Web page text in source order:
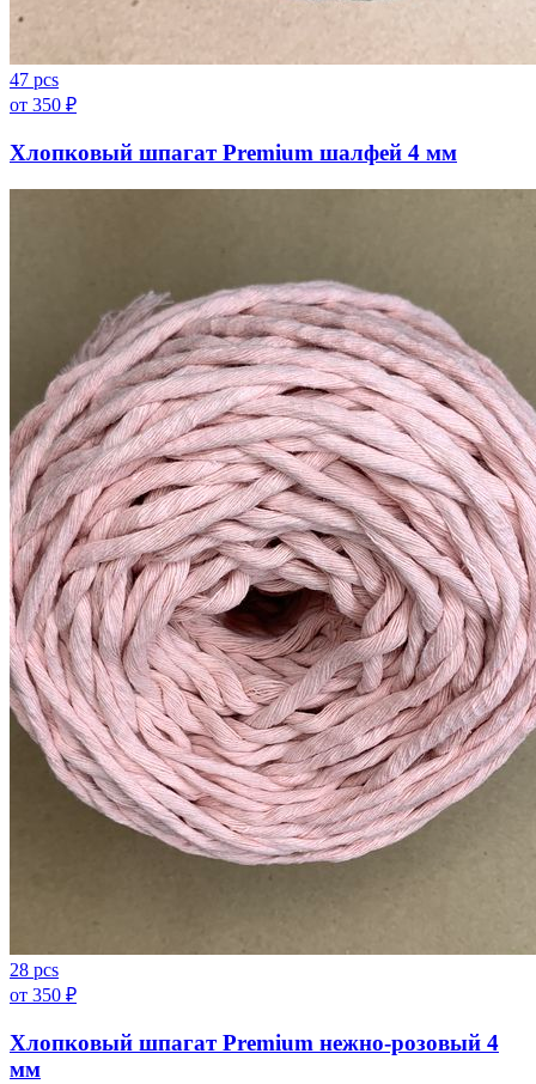
47 pcs
от 350 ₽
Хлопковый шпагат Premium шалфей 4 мм
28 pcs
от 350 ₽
Хлопковый шпагат Premium нежно-розовый 4
мм